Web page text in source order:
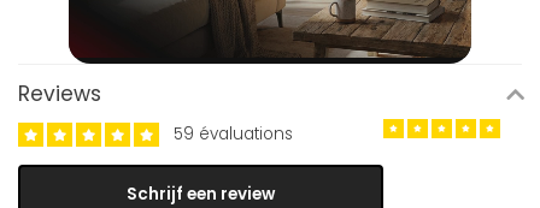
Reviews
59 évaluations
Schrijf een review